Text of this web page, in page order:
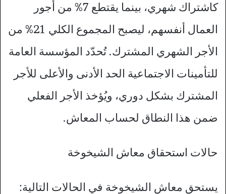
كاشتراك شهري، بينما يقتطع 7% من أجور
العمال أنفسهم، ليصبح المجموع الكلي 21% من
الأجر الشهري المشترك. تُحدّد المؤسسة العامة
للتأمينات الاجتماعية الحد الأدنى والأعلى للأجر
المشترك بشكل دوري، ويُؤخذ الأجر الفعلي
ضمن هذا النطاق لحساب المعاش.
حالات استحقاق معاش الشيخوخة
يستحق معاش الشيخوخة في الحالات التالية: